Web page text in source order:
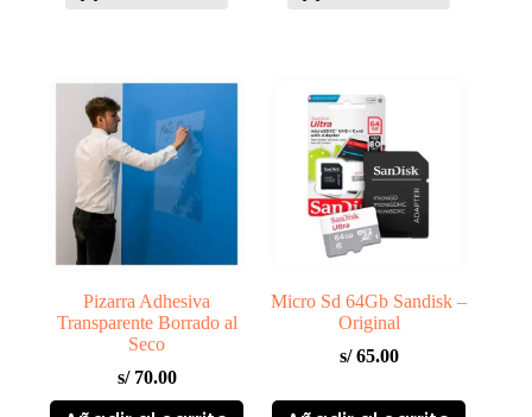
pueden
elegir
en
la
página
de
producto
Pizarra Adhesiva
Transparente Borrado al
Seco
s/70.00
Micro Sd 64Gb Sandisk –
Original
s/65.00